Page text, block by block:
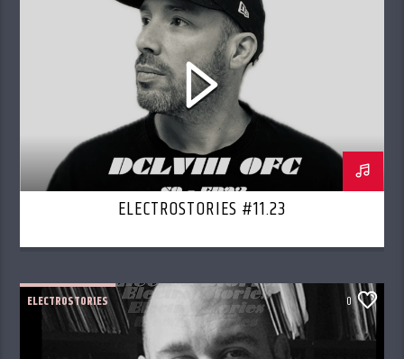
ELECTROSTORIES #11.23
ELECTROSTORIES 0